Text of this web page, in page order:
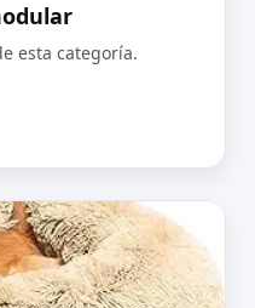
esta categoría.